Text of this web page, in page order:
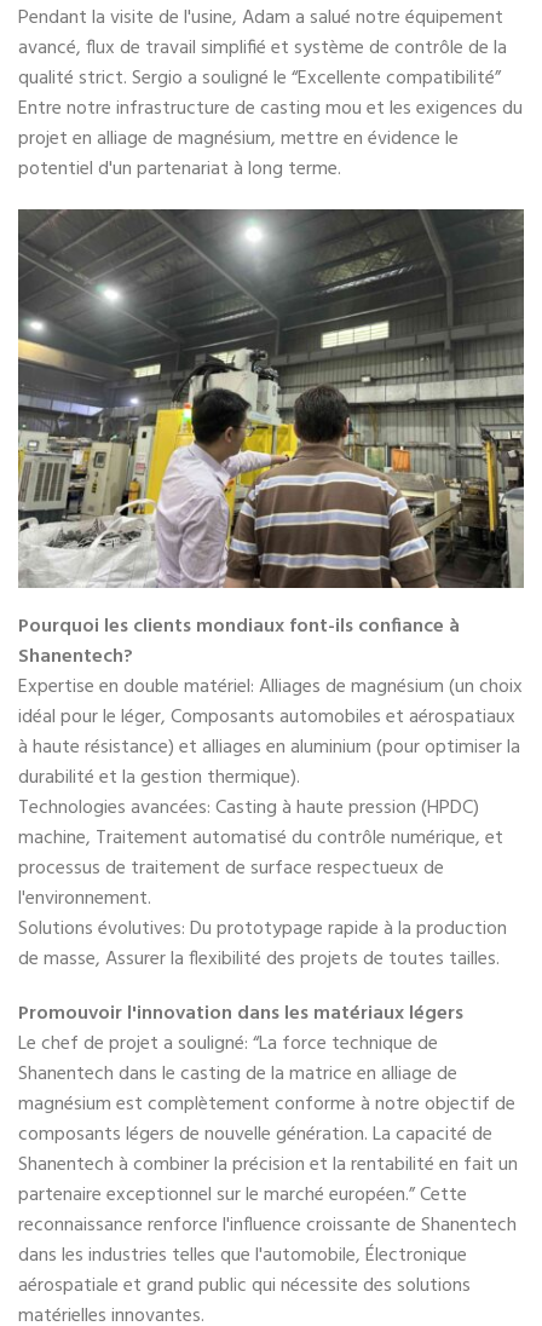
Pendant la visite de l'usine, Adam a salué notre équipement
avancé, flux de travail simplifié et système de contrôle de la
qualité strict. Sergio a souligné le “Excellente compatibilité”
Entre notre infrastructure de casting mou et les exigences du
projet en alliage de magnésium, mettre en évidence le
potentiel d'un partenariat à long terme.
Pourquoi les clients mondiaux font-ils confiance à
Shanentech?
Expertise en double matériel: Alliages de magnésium (un choix
idéal pour le léger, Composants automobiles et aérospatiaux
à haute résistance) et alliages en aluminium (pour optimiser la
durabilité et la gestion thermique).
Technologies avancées: Casting à haute pression (HPDC)
machine, Traitement automatisé du contrôle numérique, et
processus de traitement de surface respectueux de
l'environnement.
Solutions évolutives: Du prototypage rapide à la production
de masse, Assurer la flexibilité des projets de toutes tailles.
Promouvoir l'innovation dans les matériaux légers
Le chef de projet a souligné: “La force technique de
Shanentech dans le casting de la matrice en alliage de
magnésium est complètement conforme à notre objectif de
composants légers de nouvelle génération. La capacité de
Shanentech à combiner la précision et la rentabilité en fait un
partenaire exceptionnel sur le marché européen.” Cette
reconnaissance renforce l'influence croissante de Shanentech
dans les industries telles que l'automobile, Électronique
aérospatiale et grand public qui nécessite des solutions
matérielles innovantes.